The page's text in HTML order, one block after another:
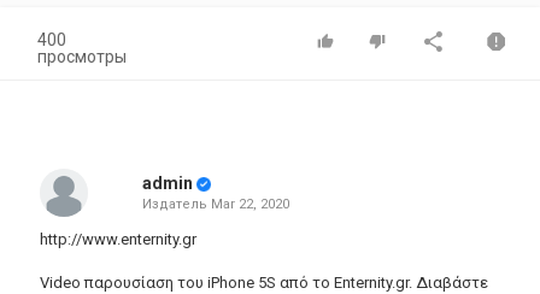
400
просмотры
admin
Издатель Mar 22, 2020
http://www.enternity.gr
Video παρουσίαση του iPhone 5S από το Enternity.gr. Διαβάστε